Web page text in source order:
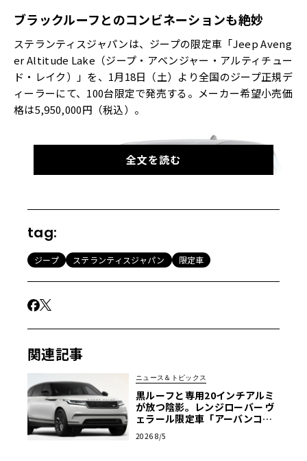
ブラックルーフとのコンビネーションも絶妙
ステランティスジャパンは、ジープの限定車「Jeep Aveng
er Altitude Lake（ジープ・アベンジャー・アルティチュー
ド・レイク）」を、1月18日（土）より全国のジープ正規デ
ィーラーにて、100台限定で発売する。メーカー希望小売価
格は5,950,000円（税込）。
この限定モデルは、ジープ・アベンジャーをベースに、淡
いブルーグリーンの特別色Lakeを採用したもの。このボデ
ィカラーはその名の通り、湖の色にインスピレーションを
得たという淡い青緑。
ルーフはブラックペイント仕上げで、このボディカラーと
全文を読む
tag:
ジープ ステランティスジャパン 限定車
関連記事
ニュース＆トピックス
黒ルーフと専用20インチアルミ
が放つ陰影。レンジローバー ヴ
ェラール限定車「アーバンコン
2026 8/5